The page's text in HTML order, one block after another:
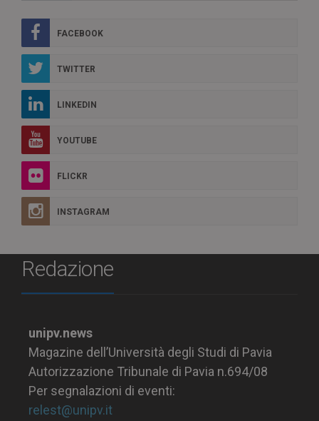
FACEBOOK
TWITTER
LINKEDIN
YOUTUBE
FLICKR
INSTAGRAM
Redazione
unipv.news
Magazine dell’Università degli Studi di Pavia
Autorizzazione Tribunale di Pavia n.694/08
Per segnalazioni di eventi:
relest@unipv.it